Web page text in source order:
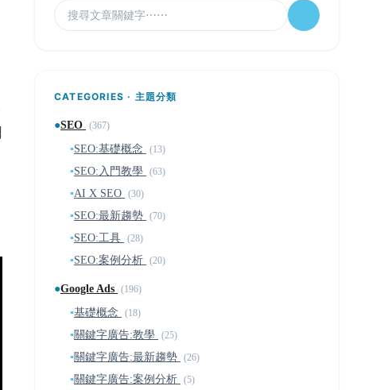
CATEGORIES · 主題分類
●SEO (367)
▪SEO:基礎概念 (13)
▪SEO:入門教學 (63)
▪AI X SEO (30)
▪SEO:最新趨勢 (70)
▪SEO:工具 (28)
▪SEO:案例分析 (20)
●Google Ads (196)
▪基礎概念 (18)
▪關鍵字廣告:教學 (25)
▪關鍵字廣告:最新趨勢 (26)
▪關鍵字廣告:案例分析 (5)